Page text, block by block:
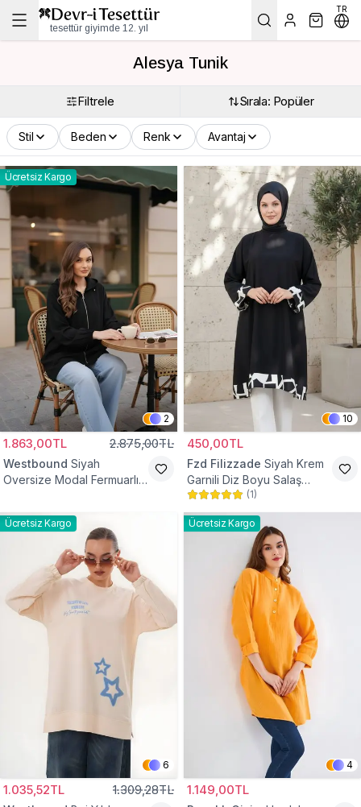
tesettür giyimde 12. yıl
TR
Alesya Tunik
Filtrele Sırala: Popüler
Stil Beden Renk Avantaj
Ücretsiz Kargo
2
1.863,00TL 2.875,00TL
Westbound Siyah
Oversize Modal Fermuarlı
10
450,00TL
Fzd Filizzade Siyah Krem
Garnili Diz Boyu Salaş
Tunik
(1)
Ücretsiz Kargo
6
1.035,52TL 1.309,28TL
Ücretsiz Kargo
4
1.149,00TL